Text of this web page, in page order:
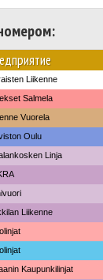
Liikenne
Salmela
Vuorela
Oulu
Linja
Liikenne
Kaupunkilinjat